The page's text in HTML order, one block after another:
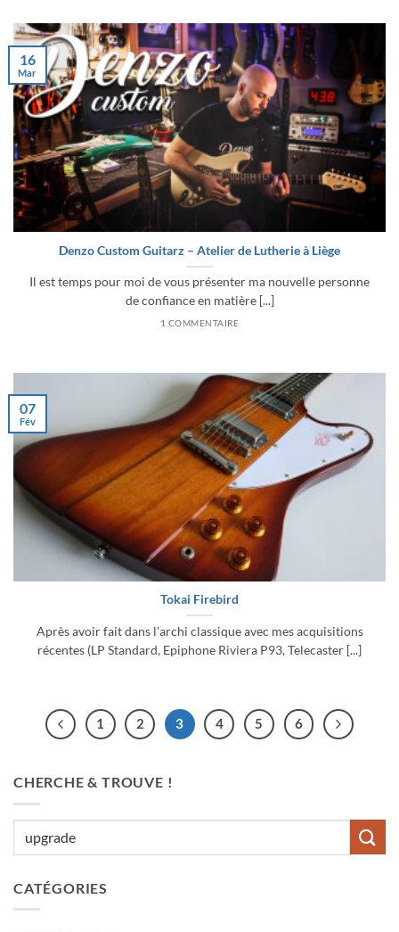
Denzo Custom Guitarz – Atelier de Lutherie à Liège
Il est temps pour moi de vous présenter ma nouvelle personne
de confiance en matière [...]
1 COMMENTAIRE
16
Mar
Tokai Firebird
Après avoir fait dans l’archi classique avec mes acquisitions
récentes (LP Standard, Epiphone Riviera P93, Telecaster [...]
07
Fév
1 2 3 4 5 6
CHERCHE & TROUVE !
CATÉGORIES